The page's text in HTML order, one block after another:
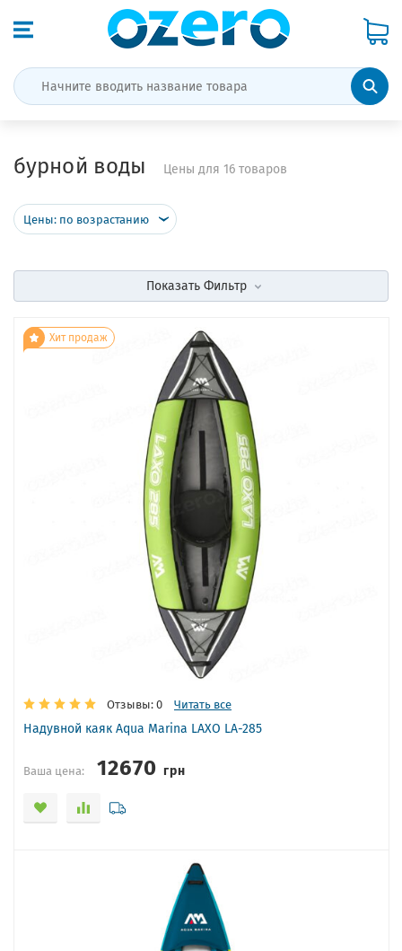
бурной воды Цены для 16 товаров
Цены: по возрастанию
ПоказатьФильтр
Хит продаж
Отзывы: 0 Читать все
Надувной каяк Aqua Marina LAXO LA-285
Ваша цена: 12670грн